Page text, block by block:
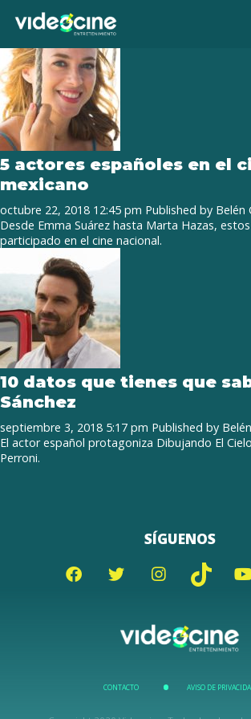
Tag Archive: Iván
5 actores españoles en el
mexicano
octubre 22, 2018 12:45 pm Published by Belén
Desde Emma Suárez hasta Marta Hazas,
participado en el cine nacional.
10 datos que tienes que
Sánchez
septiembre 3, 2018 5:17 pm Published by
El actor español protagoniza Dibujando El
Perroni.
SÍGUENOS
CONTACTO AVISO DE